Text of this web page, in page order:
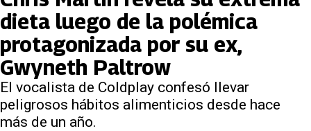
dieta luego de la polémica
protagonizada por su ex,
Gwyneth Paltrow
El vocalista de Coldplay confesó llevar
peligrosos hábitos alimenticios desde hace
más de un año.